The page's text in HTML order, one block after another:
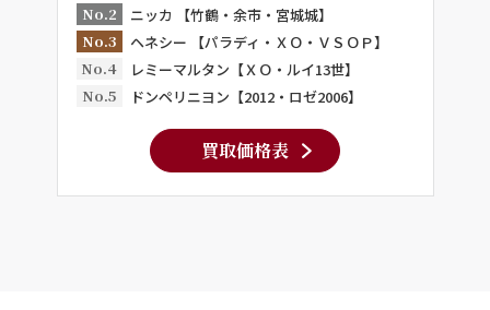
No.2
ニッカ 【竹鶴・余市・宮城城】
No.3
ヘネシー 【パラディ・ＸＯ・ＶＳＯＰ】
No.4
レミーマルタン【ＸＯ・ルイ13世】
No.5
ドンペリニヨン【2012・ロゼ2006】
買取価格表